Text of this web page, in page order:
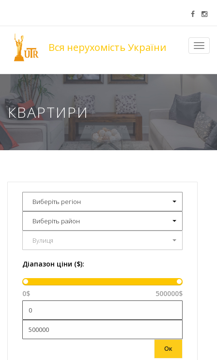
Вся нерухомість України
КВАРТИРИ
Виберіть регіон
Виберіть район
Вулиця
Діапазон ціни ($):
0$ 500000$
Ок